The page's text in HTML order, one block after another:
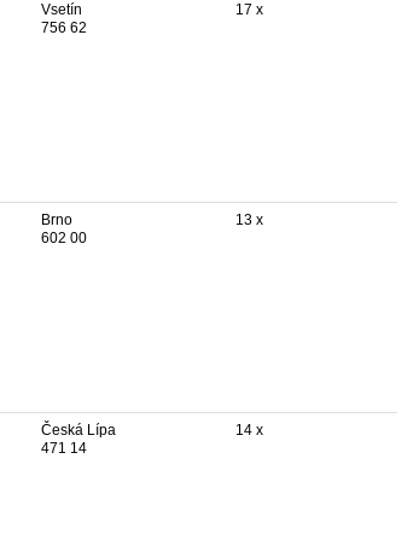
Vsetín
756 62
17 x
Brno
602 00
13 x
Česká Lípa
471 14
14 x